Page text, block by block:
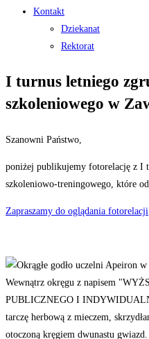
Kontakt
Dziekanat
Rektorat
I turnus letniego
szkoleniowego w
Szanowni Państwo,
poniżej publikujemy fotorelację z I
szkoleniowo-treningowego, które
Zapraszamy do oglądania fotorelacji